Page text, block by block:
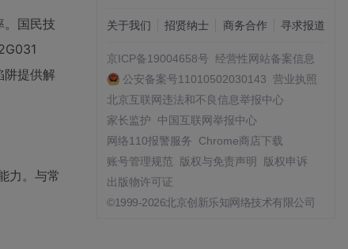
。国民技
阱提供解
力。与常
关于我们 招贤纳士 商务合作 寻求报道
京ICP备19004658号 经营性网站备案信息
公安备案号11010502030143 营业执照
北京互联网违法和不良信息举报中心
家长监护
中国互联网举报中心
网络110报警服务
Chrome商店下载
账号管理规范
版权与免责声明
版权申诉
出版物许可证
©1999-2026北京创新乐知网络技术有限公司